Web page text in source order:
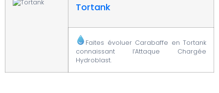
Tortank
Faites évoluer Carabaffe en Tortank
connaissant l’Attaque Chargée
Hydroblast.